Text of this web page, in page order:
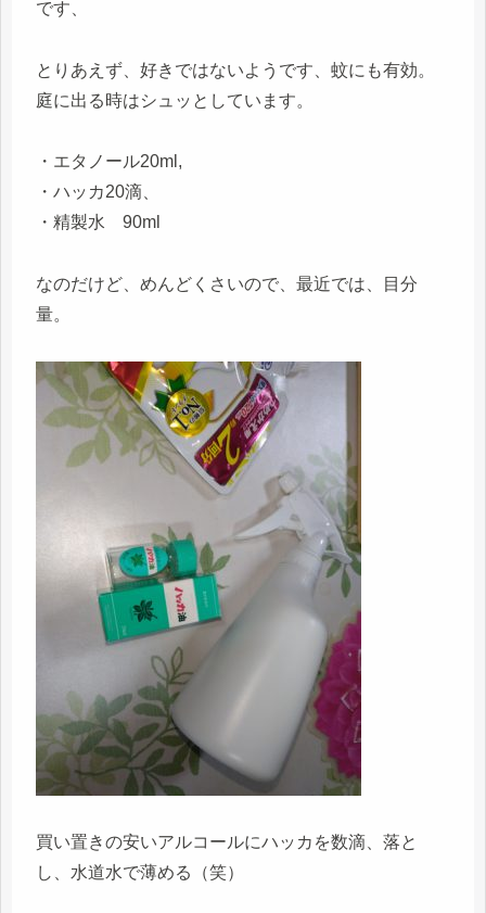
です、
とりあえず、好きではないようです、蚊にも有効。
庭に出る時はシュッとしています。
・エタノール20ml,
・ハッカ20滴、
・精製水 90ml
なのだけど、めんどくさいので、最近では、目分
量。
買い置きの安いアルコールにハッカを数滴、落と
し、水道水で薄める（笑）